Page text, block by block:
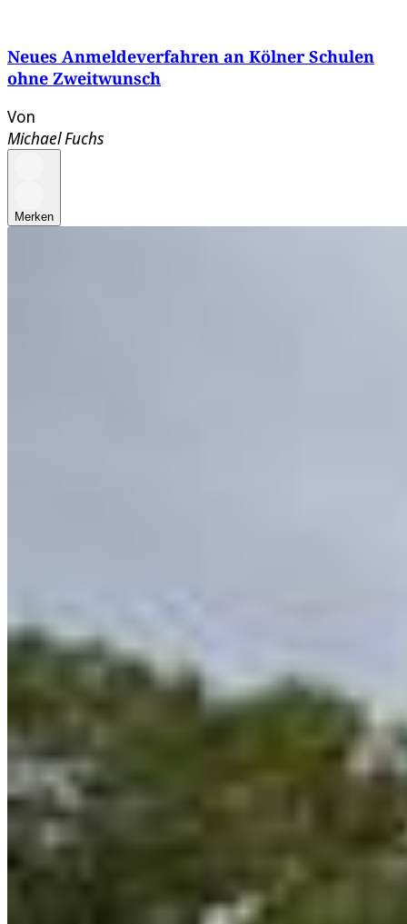
Neues Anmeldeverfahren an Kölner Schulen
ohne Zweitwunsch
Von
Michael Fuchs
Merken